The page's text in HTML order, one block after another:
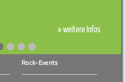
» weitere Infos
Rock-Events